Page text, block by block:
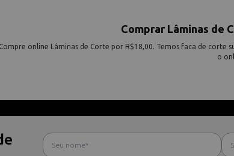
Comprar Lâminas de
Compre online Lâminas de Corte por R$18,00. Temos faca de corte
o